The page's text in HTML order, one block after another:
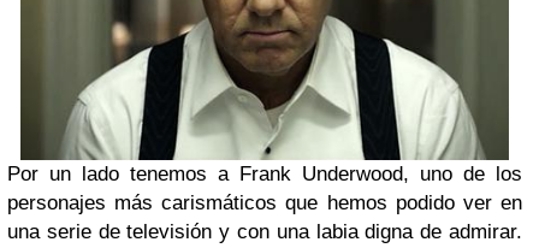
Por un lado tenemos a Frank Underwood, uno de los
personajes más carismáticos que hemos podido ver en
una serie de televisión y con una labia digna de admirar.